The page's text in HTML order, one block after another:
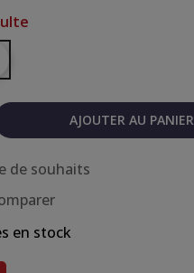
AJOUTER AU PANIER
de souhaits
en stock